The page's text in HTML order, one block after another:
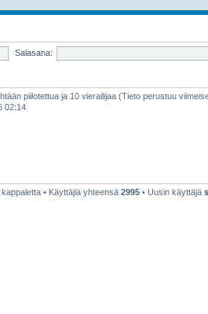
Salasana:
piilotettua ja 10 vierailijaa (Tieto perustuu
02:14
kappaletta • Käyttäjiä yhteensä 2995 • Uusin käyttäjä